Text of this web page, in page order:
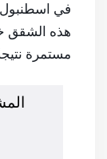
في اسطنبول
هذه الشقق
مستمرة